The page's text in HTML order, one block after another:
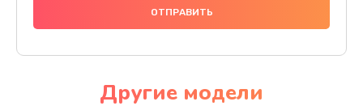
Другие модели